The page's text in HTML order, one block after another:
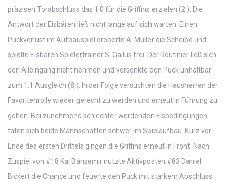
präzisen Torabschluss das 1:0 für die Griffins erzielen (2.). Die
Antwort der Eisbären ließ nicht lange auf sich warten. Einen
Puckverlust im Aufbauspiel eroberte A. Müller die Scheibe und
spielte Eisbären Spielertrainer S. Gallus frei. Der Routinier ließ sich
den Alleingang nicht nehmen und versenkte den Puck unhaltbar
zum 1:1 Ausgleich (8.). In der Folge versuchten die Hausherren der
Favoritenrolle wieder gerecht zu werden und erneut in Führung zu
gehen. Bei zunehmend schlechter werdenden Eisbedingungen
taten sich beide Mannschaften schwer im Spielaufbau. Kurz vor
Ende des ersten Drittels gingen die Griffins erneut in Front. Nach
Zuspiel von #18 Kai Bansemir nutzte Aktivposten #83 Daniel
Bickert die Chance und feuerte den Puck mit starkem Abschluss